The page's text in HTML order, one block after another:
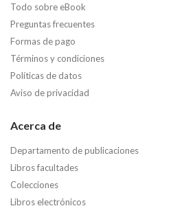
Todo sobre eBook
Preguntas frecuentes
Formas de pago
Términos y condiciones
Políticas de datos
Aviso de privacidad
Acerca de
Departamento de publicaciones
Libros facultades
Colecciones
Libros electrónicos